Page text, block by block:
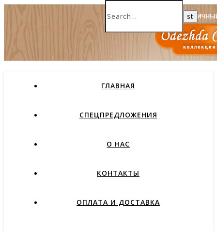
ГЛАВНАЯ
СПЕЦПРЕДЛОЖЕНИЯ
О НАС
КОНТАКТЫ
ОПЛАТА И ДОСТАВКА